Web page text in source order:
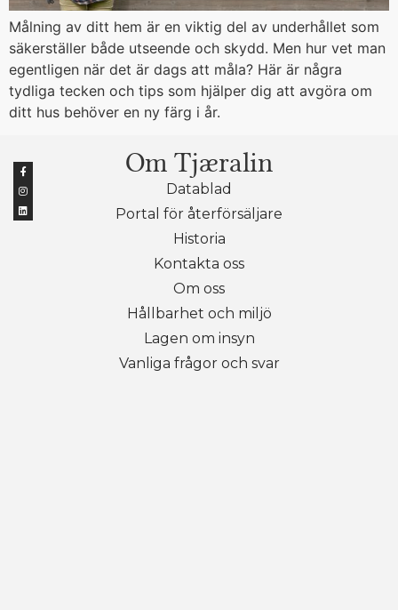
Målning av ditt hem är en viktig del av underhållet som
säkerställer både utseende och skydd. Men hur vet man
egentligen när det är dags att måla? Här är några
tydliga tecken och tips som hjälper dig att avgöra om
ditt hus behöver en ny färg i år.
Om Tjæralin
Datablad
Portal för återförsäljare
Historia
Kontakta oss
Om oss
Hållbarhet och miljö
Lagen om insyn
Vanliga frågor och svar